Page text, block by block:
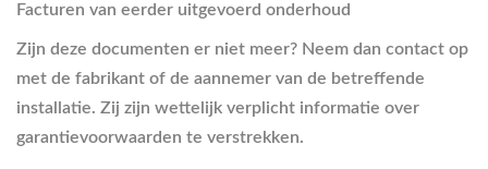
Facturen van eerder uitgevoerd onderhoud
Zijn deze documenten er niet meer? Neem dan contact op
met de fabrikant of de aannemer van de betreffende
installatie. Zij zijn wettelijk verplicht informatie over
garantievoorwaarden te verstrekken.